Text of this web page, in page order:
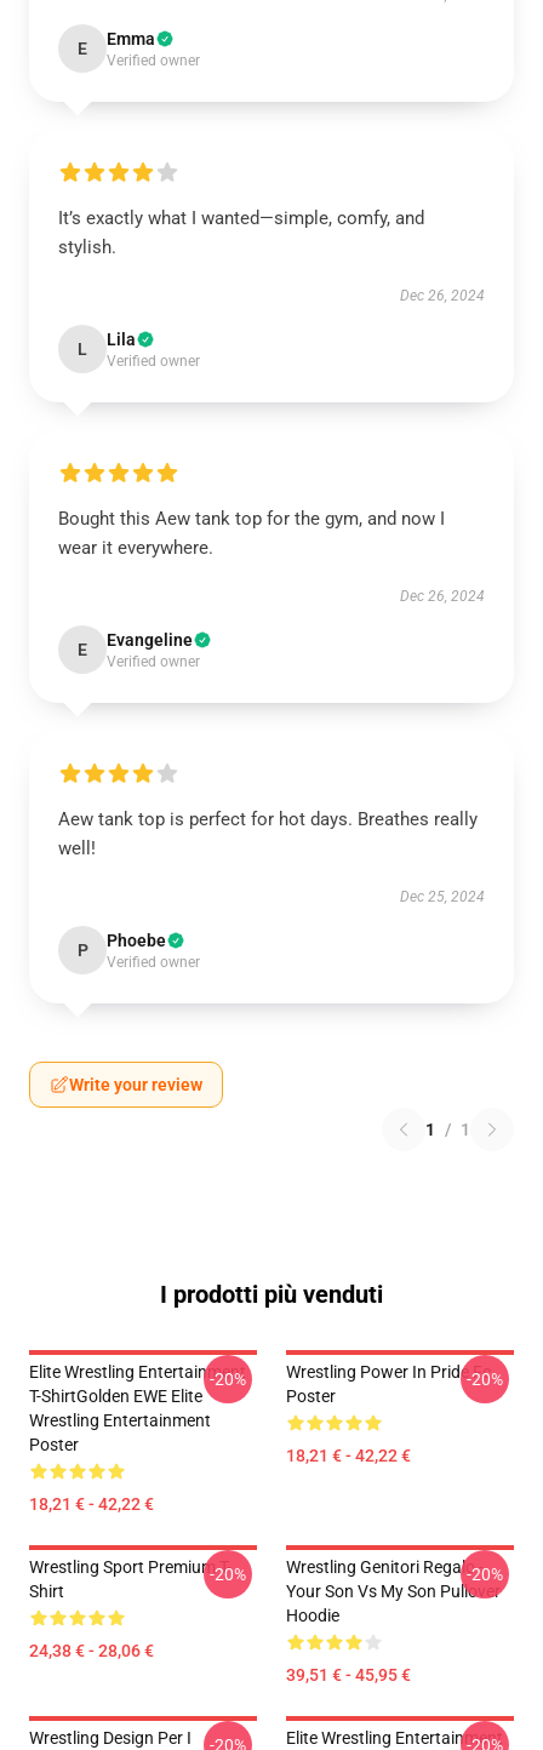
E Emma
Verified owner
It’s exactly what I wanted—simple, comfy, and
stylish.
Dec 26, 2024
L Lila
Verified owner
Bought this Aew tank top for the gym, and now I
wear it everywhere.
Dec 26, 2024
E Evangeline
Verified owner
Aew tank top is perfect for hot days. Breathes really
well!
Dec 25, 2024
P Phoebe
Verified owner
Write your review
1 / 1
I prodotti più venduti
Elite Wrestling Entertainment
T-ShirtGolden EWE Elite
Wrestling Entertainment
Poster
18,21 € - 42,22 €
-20%
Wrestling Power In Pride Fc
Poster
18,21 € - 42,22 €
-20%
Wrestling Sport Premium T-
Shirt
24,38 € - 28,06 €
-20%
Wrestling Genitori Regalo -
Your Son Vs My Son Pullover
Hoodie
39,51 € - 45,95 €
-20%
Wrestling Design Per I
-20%
Elite Wrestling Entertainment
-20%